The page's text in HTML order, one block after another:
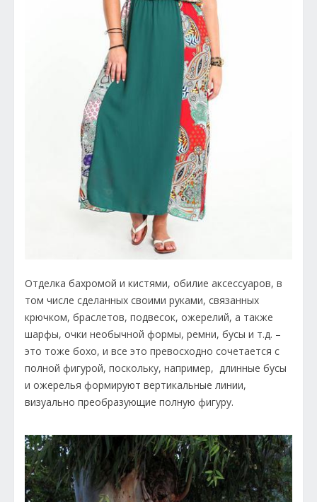
Отделка бахромой и кистями, обилие аксессуаров, в
том числе сделанных своими руками, связанных
крючком, браслетов, подвесок, ожерелий, а также
шарфы, очки необычной формы, ремни, бусы и т.д. –
это тоже бохо, и все это превосходно сочетается с
полной фигурой, поскольку, например, длинные бусы
и ожерелья формируют вертикальные линии,
визуально преобразующие полную фигуру.